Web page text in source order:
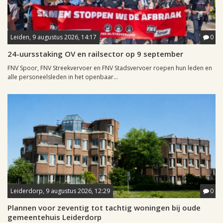
Leiden, 9 augustus 2026, 14:17 0
24-uursstaking OV en railsector op 9 september
FNV Spoor, FNV Streekvervoer en FNV Stadsvervoer roepen hun leden en
alle personeelsleden in het openbaar...
Leiderdorp, 9 augustus 2026, 12:29 0
Plannen voor zeventig tot tachtig woningen bij oude
gemeentehuis Leiderdorp